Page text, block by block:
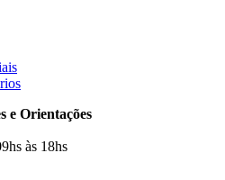
e Orientações
às 18hs